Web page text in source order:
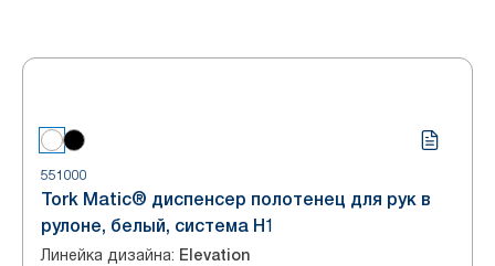
551000
Tork Matic® диспенсер полотенец для рук в
рулоне, белый, система H1
Линейка дизайна: Elevation